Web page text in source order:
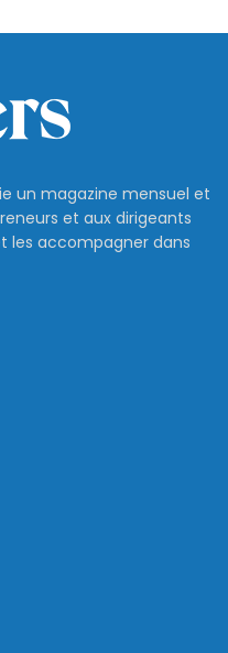
un magazine mensuel et
et aux dirigeants
les accompagner dans